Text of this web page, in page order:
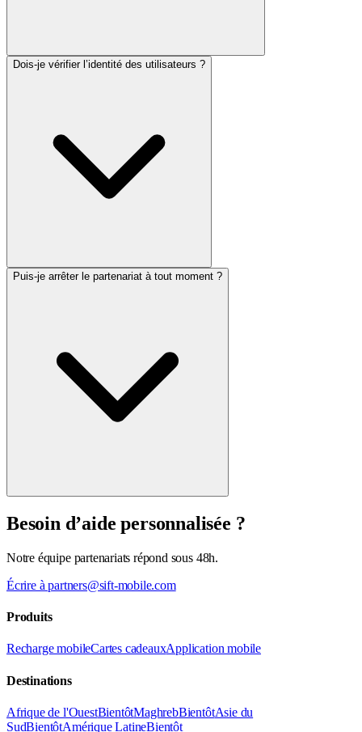
Dois-je vérifier l’identité des utilisateurs ?
Puis-je arrêter le partenariat à tout moment ?
Besoin d’aide personnalisée ?
Notre équipe partenariats répond sous 48h.
Écrire à partners@sift-mobile.com
Produits
Recharge mobileCartes cadeauxApplication mobile
Destinations
Afrique de l'OuestBientôtMaghrebBientôtAsie du
SudBientôtAmérique LatineBientôt